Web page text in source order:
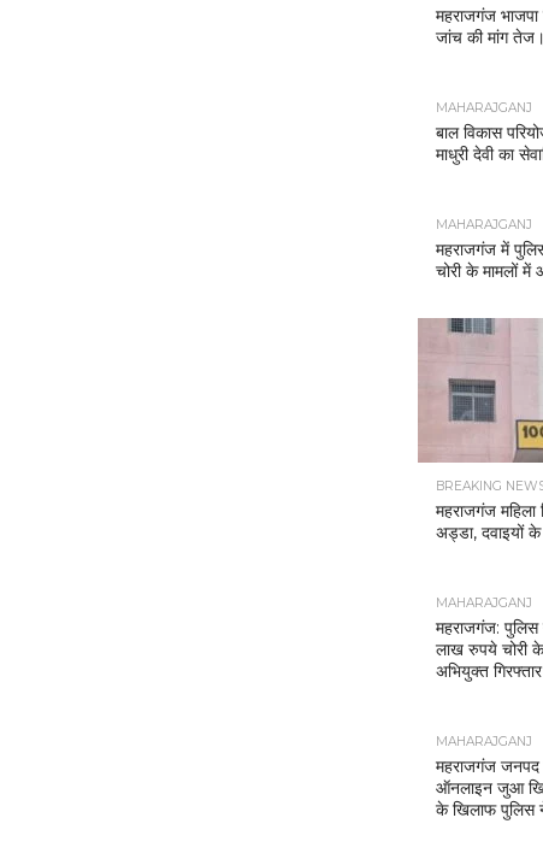
महराजगंज भाजपा
जांच की मांग तेज।
MAHARAJGANJ
बाल विकास
माधुरी देवी का
MAHARAJGANJ
महराजगंज में
चोरी के मामलों में
BREAKING
महराजगंज
अड्डा, दवाइयों
MAHARAJGANJ
महराजगंज:
लाख रुपये चोरी
अभियुक्त गिरफ्तार
MAHARAJGANJ
महराजगंज जनपद
ऑनलाइन जुआ
के खिलाफ पुलिस